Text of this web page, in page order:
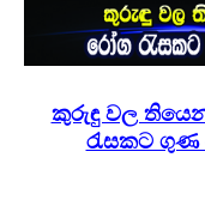
කුරුඳු වල
රැසකට